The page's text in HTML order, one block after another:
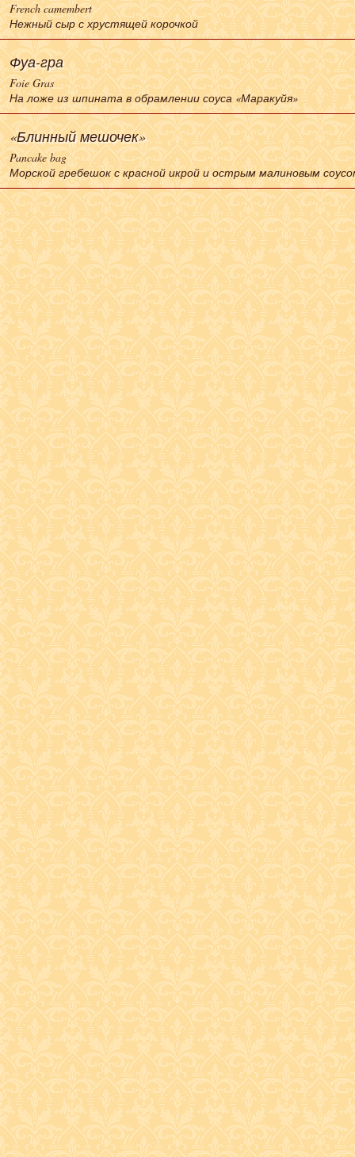
French camembert
Нежный сыр с хрустящей корочкой
Фуа-гра
Foie Gras
На ложе из шпината в обрамлении соуса «Маракуйя»
«Блинный мешочек»
Pancake bag
Морской гребешок с красной икрой и острым малиновым